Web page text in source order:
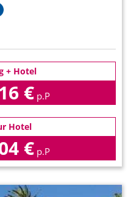
+ Hotel
€ p.P
Hotel
€ p.P